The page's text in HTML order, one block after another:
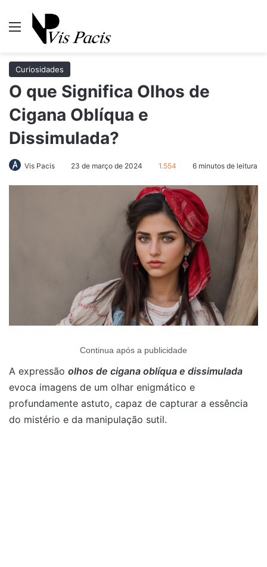
Menu
Curiosidades
O que Significa Olhos de
Cigana Oblíqua e
Dissimulada?
Vis Pacis 23 de março de 2024 1.554 6 minutos de leitura
Continua após a publicidade
A expressão olhos de cigana oblíqua e dissimulada
evoca imagens de um olhar enigmático e
profundamente astuto, capaz de capturar a essência
do mistério e da manipulação sutil.